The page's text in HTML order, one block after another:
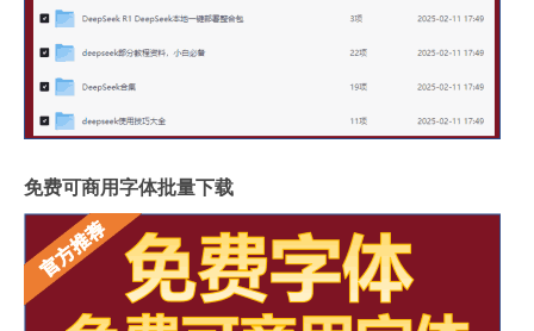
免费可商用字体批量下载